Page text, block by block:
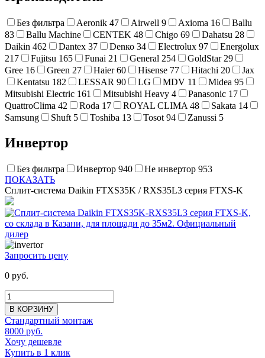
Без фильтра Aeronik 47 Airwell 9 Axioma 16
Ballu
83
Ballu Machine CENTEK 48 Chigo 69 Dahatsu 28
Daikin 462 Dantex 37 Denко 34 Electrolux 97
Energolux
217
Fujitsu 165 Funai 21 General 254 GoldStar 29
Gree 16 Green 27 Haier 60 Hisense 77 Hitachi 20
Jax
Kentatsu 182 LESSAR 90 LG MDV 11 Midea 95
Mitsubishi Electric 161 Mitsubishi Heavy 4 Panasonic 17
QuattroClima 42 Roda 17 ROYAL CLIMA 48 Sakata 14
Samsung
Shuft 5 Toshiba 13 Tosot 94 Zanussi 5
Инвертор
Без фильтра Инвертор 940 Не инвертор 953
ПОКАЗАТЬ
Сплит-система Daikin FTXS35K / RXS35L3 серия FTXS-K
Запросить цену
0 руб.
В КОРЗИНУ
Стандартный монтаж
8000 руб.
Хочу дешевле
Купить в 1 клик